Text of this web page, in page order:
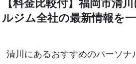
【料金比較付】福岡市清
ルジム全社の最新情報を
清川にあるおすすめのパーソナ